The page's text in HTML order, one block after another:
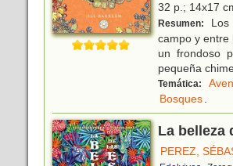
32 p.; 14x17
Resumen:
campo y entre
un frondoso
pequeña
Temática:
Bosques.
La belleza
PEREZ,